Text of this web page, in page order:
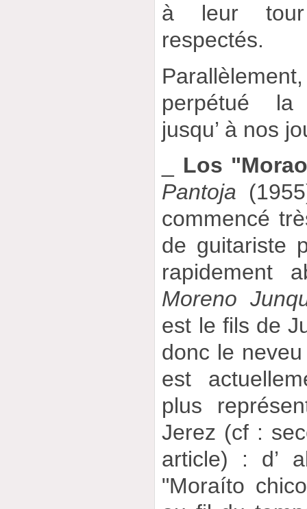
à leur tour
respectés.
perpétué la
jusqu’ à nos
Los
Pantoja
commencé
de guitariste
rapidement
Moreno
est le fils de
donc le
est
plus
Jerez (cf :
article) : d’
"Moraíto